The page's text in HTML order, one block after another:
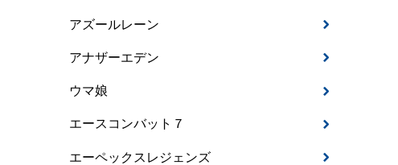
アズールレーン
アナザーエデン
ウマ娘
エースコンバット７
エーペックスレジェンズ